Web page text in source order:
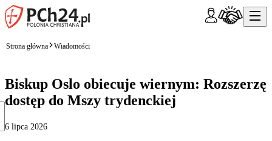
Strona główna Wiadomości
Biskup Oslo obiecuje wiernym: Rozszerzę
dostęp do Mszy trydenckiej
6 lipca 2026